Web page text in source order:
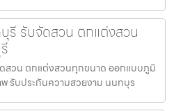
รี รับจัดสวน ตกแต่งสวน
สวน ตกแต่งสวนทุกขนาด ออกแบบภูมิ
รับประกันความสวยงาม นนทบุร